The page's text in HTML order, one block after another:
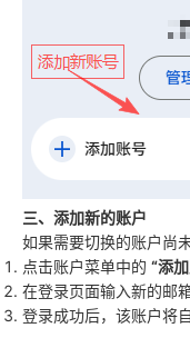
三、添加新的账户
如果需要切换的账户尚
点击账户菜单中的 “添
在登录页面输入新的邮
登录成功后，该账户将